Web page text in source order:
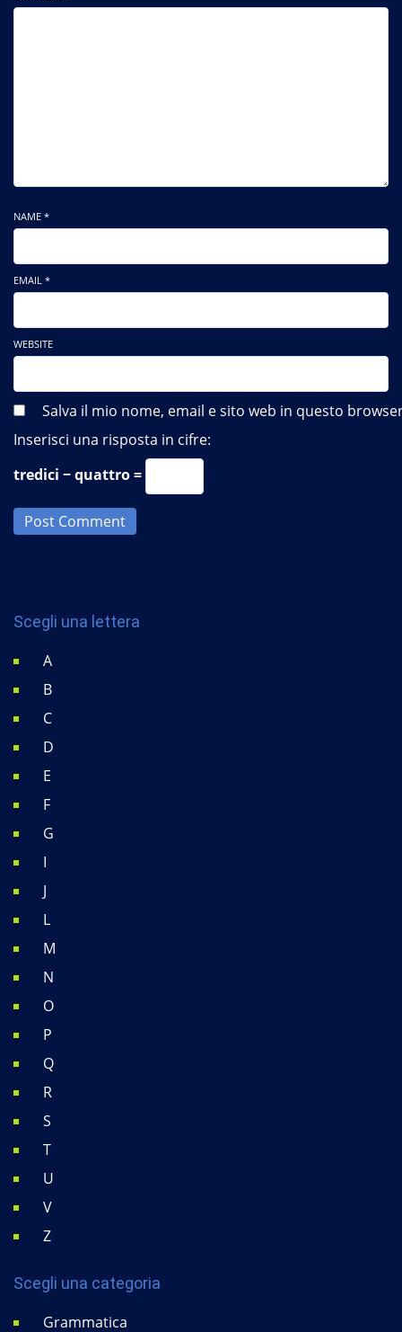
NAME *
EMAIL *
WEBSITE
Salva il mio nome, email e sito web in questo
Inserisci una risposta in cifre:
tredici − quattro =
Post Comment
Scegli una lettera
A
B
C
D
E
F
G
I
J
L
M
N
O
P
Q
R
S
T
U
V
Z
Scegli una categoria
Grammatica